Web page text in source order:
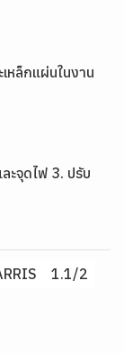
หล็กแผ่นในงาน
ะจุดไฟ 3. ปรับ
1.1/2